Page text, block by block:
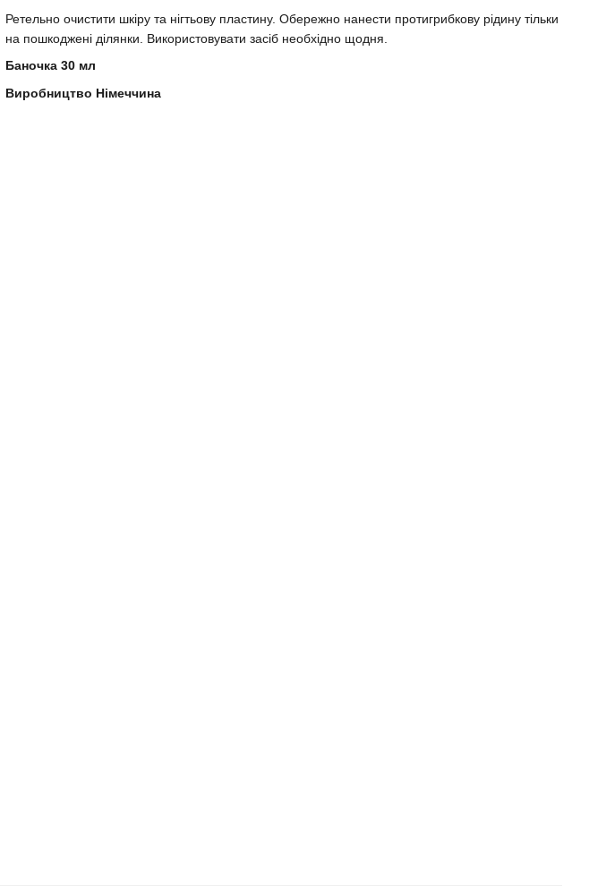
Ретельно очистити шкіру та нігтьову пластину. Обережно нанести протигрибкову рідину тільки
на пошкоджені ділянки. Використовувати засіб необхідно щодня.
Баночка 30 мл
Виробництво Німеччина